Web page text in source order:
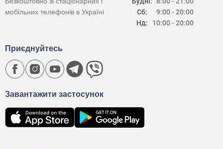
Сб:
Нд:
9:00 - 20:00
10:00 - 20:00
мобільних телефонів в Україні
Завантажити застосунок
Приєднуйтесь